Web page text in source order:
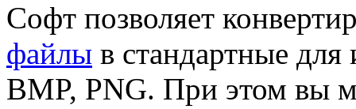
Софт позволяет
файлы в стандартные
BMP, PNG. При этом вы